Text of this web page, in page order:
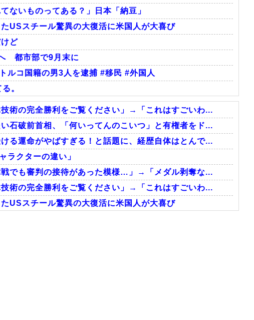
ないものってある？」日本「納豆」
USスチール驚異の大復活に米国人が大喜び
ど
都市部で9月末に
ルコ国籍の男3人を逮捕 #移民 #外国人
。
術の完全勝利をご覧ください」→「これはすごいわ...
石破前首相、「何いってんのこいつ」と有権者をド...
る運命がやばすぎる！と話題に、経歴自体はとんで...
ラクターの違い」
でも審判の接待があった模様…」→「メダル剥奪な...
術の完全勝利をご覧ください」→「これはすごいわ...
USスチール驚異の大復活に米国人が大喜び